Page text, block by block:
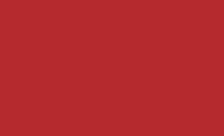
À NOTRE NEWSLETTER
IPNOSIA!